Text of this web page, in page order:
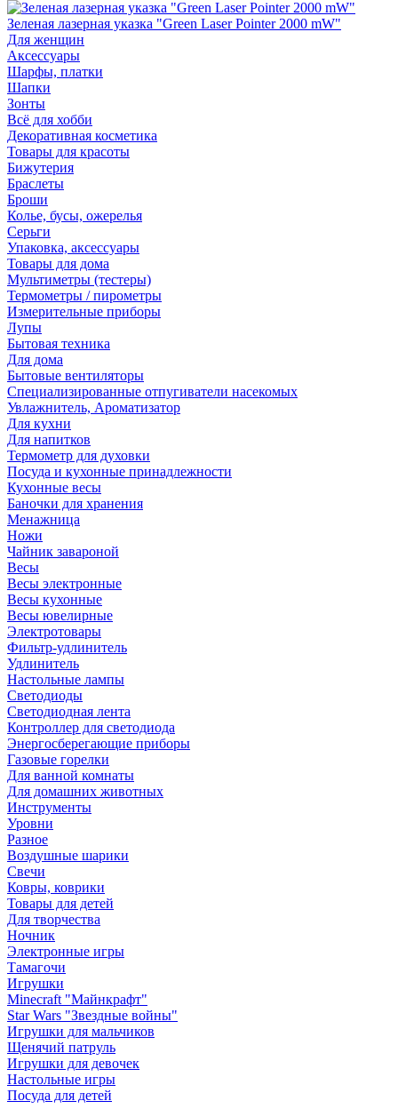
Зеленая лазерная указка "Green Laser Pointer 2000 mW"
Для женщин
Аксессуары
Шарфы, платки
Шапки
Зонты
Всё для хобби
Декоративная косметика
Товары для красоты
Бижутерия
Браслеты
Броши
Колье, бусы, ожерелья
Серьги
Упаковка, аксессуары
Товары для дома
Мультиметры (тестеры)
Термометры / пирометры
Измерительные приборы
Лупы
Бытовая техника
Для дома
Бытовые вентиляторы
Специализированные отпугиватели насекомых
Увлажнитель, Ароматизатор
Для кухни
Для напитков
Термометр для духовки
Посуда и кухонные принадлежности
Кухонные весы
Баночки для хранения
Менажница
Ножи
Чайник завароной
Весы
Весы электронные
Весы кухонные
Весы ювелирные
Электротовары
Фильтр-удлинитель
Удлинитель
Настольные лампы
Светодиоды
Светодиодная лента
Контроллер для светодиода
Энергосберегающие приборы
Газовые горелки
Для ванной комнаты
Для домашних животных
Инструменты
Уровни
Разное
Воздушные шарики
Свечи
Ковры, коврики
Товары для детей
Для творчества
Ночник
Электронные игры
Тамагочи
Игрушки
Minecraft "Майнкрафт"
Star Wars "Звездные войны"
Игрушки для мальчиков
Щенячий патруль
Игрушки для девочек
Настольные игры
Посуда для детей